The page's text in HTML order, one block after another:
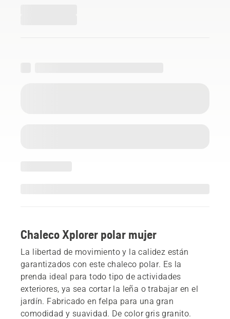
Chaleco Xplorer polar mujer
La libertad de movimiento y la calidez están
garantizados con este chaleco polar. Es la
prenda ideal para todo tipo de actividades
exteriores, ya sea cortar la leña o trabajar en el
jardín. Fabricado en felpa para una gran
comodidad y suavidad. De color gris granito.